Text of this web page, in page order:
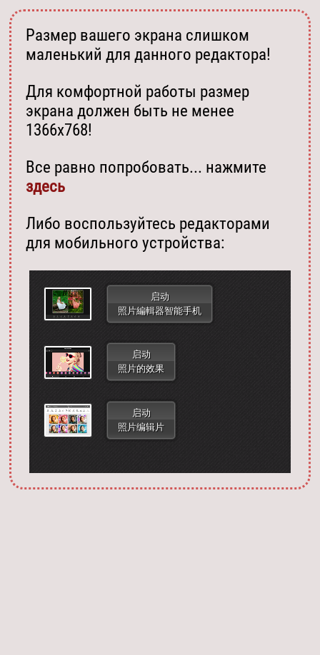
Запустить фотошоп
Размер вашего экрана слишком
маленький для данного редактора!
Для комфортной работы размер
экрана должен быть не менее
1366х768!
Все равно попробовать... нажмите
здесь
Либо воспользуйтесь редакторами
для мобильного устройства:
启动
照片編輯器智能手机
启动
照片的效果
启动
照片编辑片